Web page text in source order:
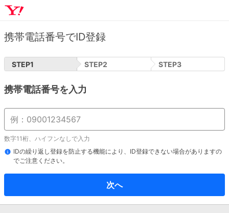
携帯電話番号でID登録
STEP1 STEP2 STEP3
携帯電話番号を入力
数字11桁、ハイフンなしで入力
IDの繰り返し登録を防止する機能により、ID登録できない場合がありますの
でご注意ください。
次へ